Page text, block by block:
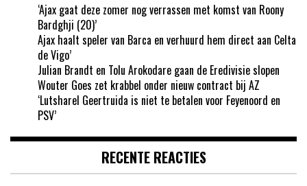
‘Ajax gaat deze zomer nog verrassen met komst van Roony
Bardghji (20)’
Ajax haalt speler van Barca en verhuurd hem direct aan Celta
de Vigo’
Julian Brandt en Tolu Arokodare gaan de Eredivisie slopen
Wouter Goes zet krabbel onder nieuw contract bij AZ
‘Lutsharel Geertruida is niet te betalen voor Feyenoord en
PSV’
RECENTE REACTIES